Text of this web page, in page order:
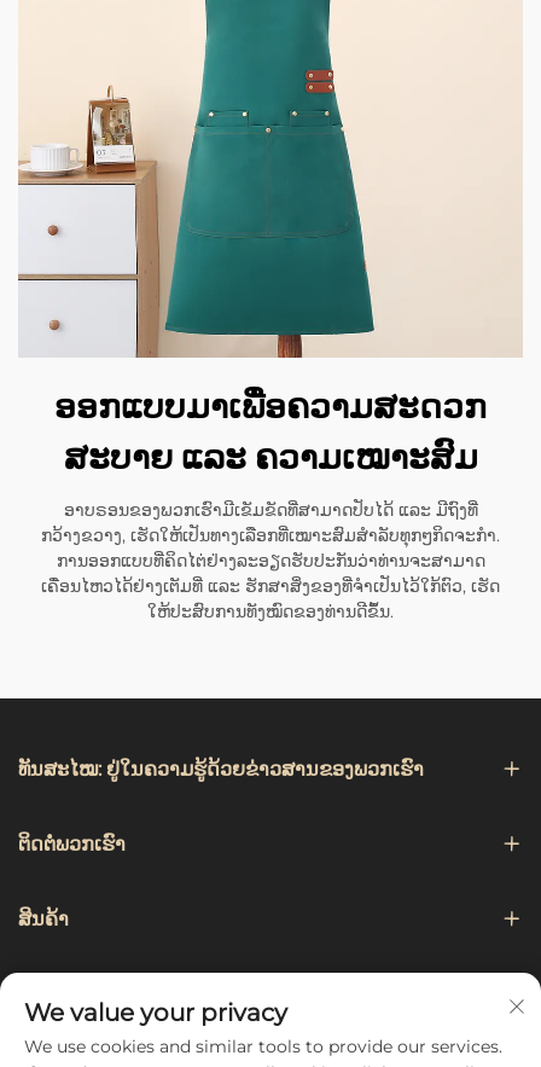
ອອກແບບມາເພື່ອຄວາມສະດວກ
ສະບາຍ ແລະ ຄວາມເໝາະສົມ
ອາບຣອນຂອງພວກເຮົາມີເຂັມຂັດທີ່ສາມາດປັບໄດ້ ແລະ ມີຖົງທີ່
ກວ້າງຂວາງ, ເຮັດໃຫ້ເປັນທາງເລືອກທີ່ເໝາະສົມສຳລັບທຸກໆກິດຈະກຳ.
ການອອກແບບທີ່ຄິດໄຕ່ຢ່າງລະອຽດຮັບປະກັນວ່າທ່ານຈະສາມາດ
ເຄື່ອນໄຫວໄດ້ຢ່າງເຕັມທີ່ ແລະ ຮັກສາສິ່ງຂອງທີ່ຈຳເປັນໄວ້ໃກ້ຕົວ, ເຮັດ
ໃຫ້ປະສົບການທັງໝົດຂອງທ່ານດີຂຶ້ນ.
ທັນສະໄໝ: ຢູ່ໃນຄວາມຮູ້ດ້ວຍຂ່າວສານຂອງພວກເຮົາ
ຕິດຕໍ່ພວກເຮົາ
ສິນຄ້າ
We value your privacy
We use cookies and similar tools to provide our services.